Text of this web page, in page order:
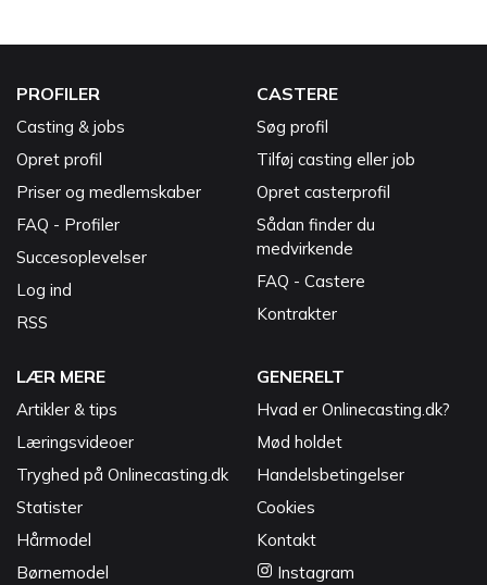
PROFILER
Casting & jobs
Opret profil
Priser og medlemskaber
FAQ - Profiler
Succesoplevelser
Log ind
RSS
CASTERE
Søg profil
Tilføj casting eller job
Opret casterprofil
Sådan finder du
medvirkende
FAQ - Castere
Kontrakter
LÆR MERE
Artikler & tips
Læringsvideoer
Tryghed på Onlinecasting.dk
Statister
Hårmodel
Børnemodel
GENERELT
Hvad er Onlinecasting.dk?
Mød holdet
Handelsbetingelser
Cookies
Kontakt
Instagram